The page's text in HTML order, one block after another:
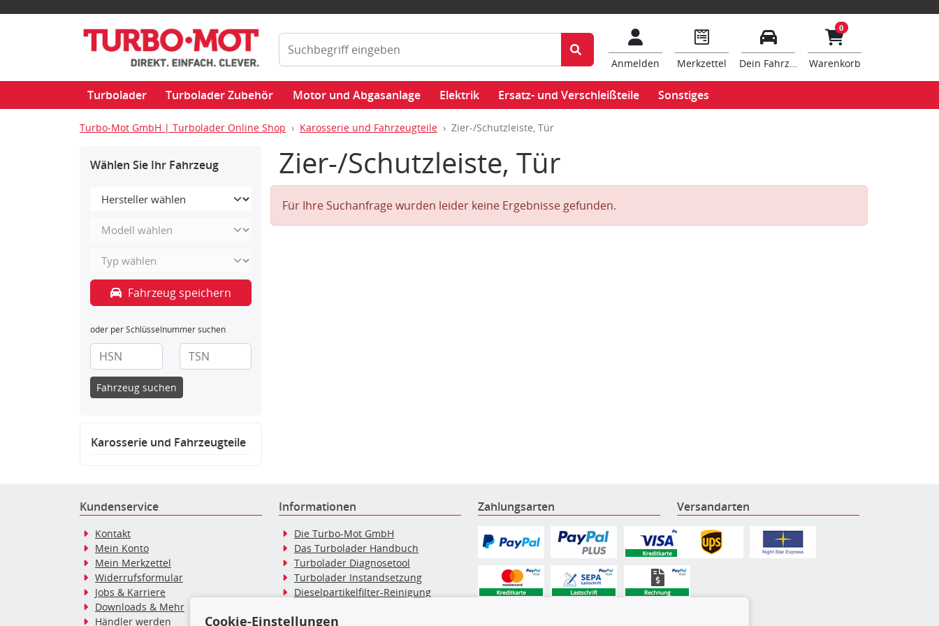
Anmelden Merkzettel Dein Fahrzeug
0
Warenkorb
Turbolader Turbolader Zubehör Motor und Abgasanlage Elektrik Ersatz- und Verschleißteile Sonstiges
Turbo-Mot GmbH | Turbolader Online Shop Karosserie und Fahrzeugteile Zier-/Schutzleiste, Tür
Wählen Sie Ihr Fahrzeug
Fahrzeug speichern
oder per Schlüsselnummer suchen
Fahrzeug suchen
Karosserie und Fahrzeugteile
Zier-/Schutzleiste, Tür
Für Ihre Suchanfrage wurden leider keine Ergebnisse gefunden.
Kundenservice
Kontakt
Mein Konto
Mein Merkzettel
Widerrufsformular
Jobs & Karriere
Downloads & Mehr
Händler werden
Informationen
Die Turbo-Mot GmbH
Das Turbolader Handbuch
Turbolader Diagnosetool
Turbolader Instandsetzung
Dieselpartikelfilter-Reinigung
Turbolader Hersteller
Zahlungsarten Versandarten
Cookie-Einstellungen